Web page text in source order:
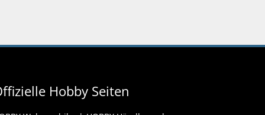
Hobby Seiten